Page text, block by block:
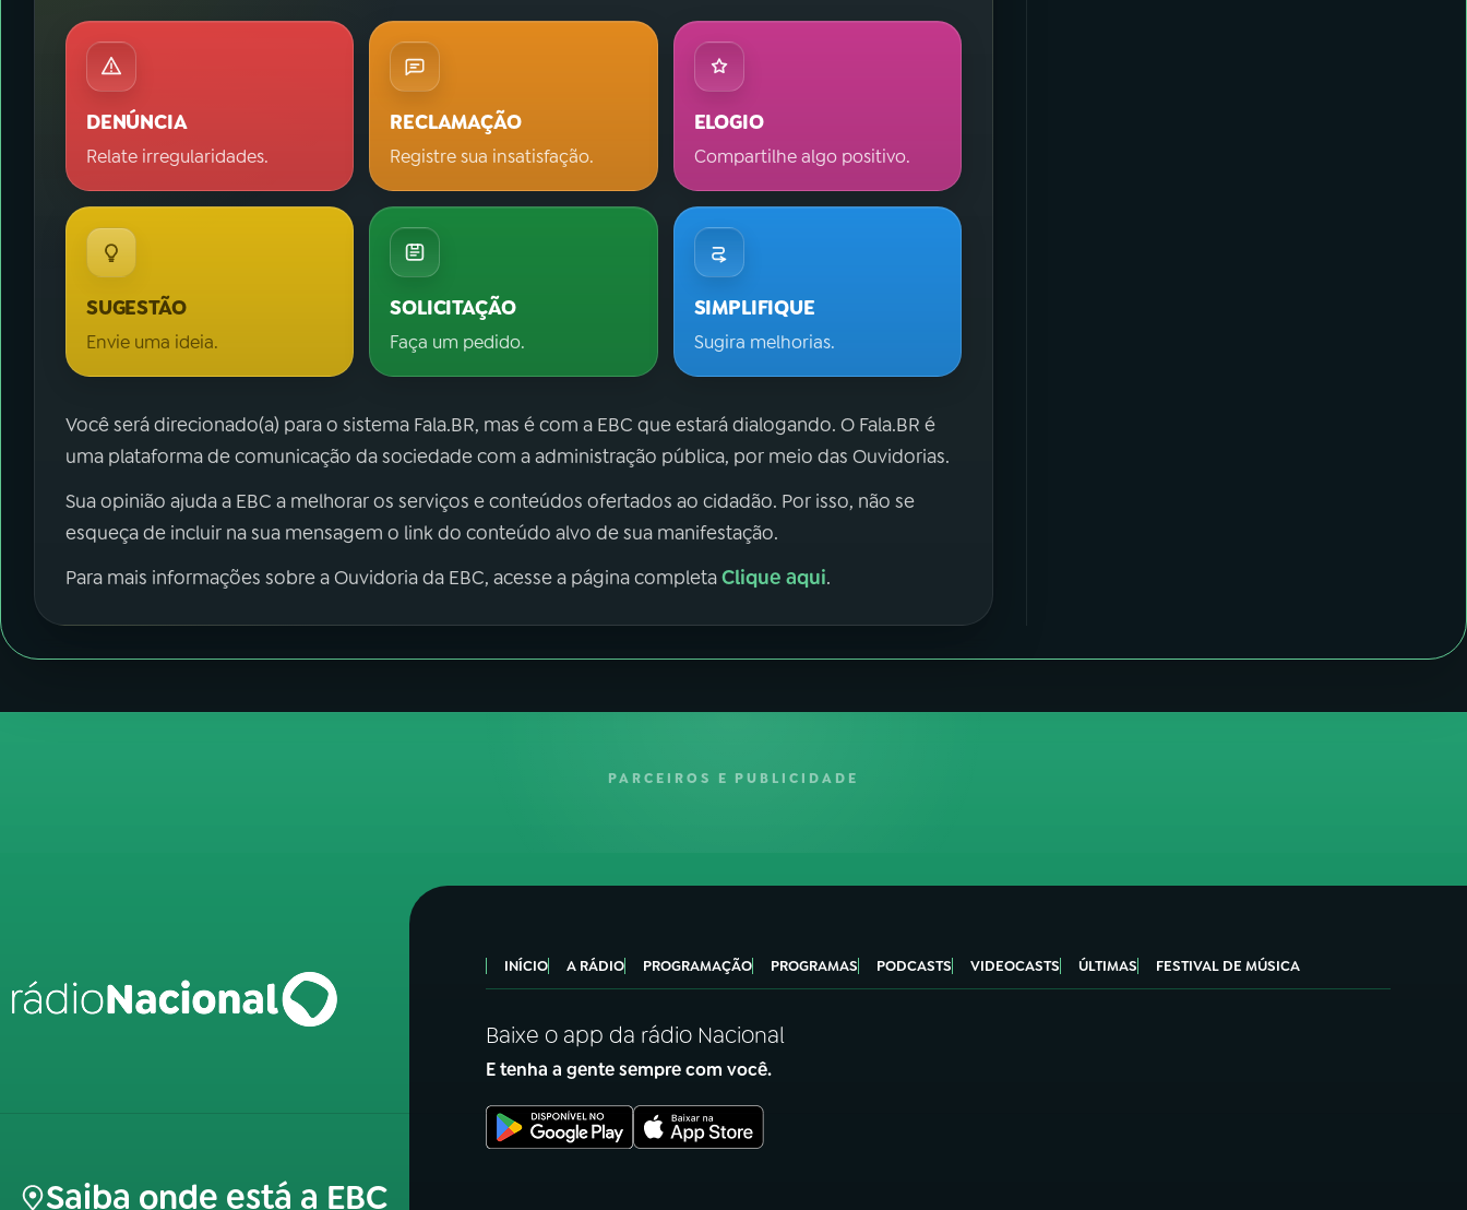
DENÚNCIA
Relate irregularidades.
RECLAMAÇÃO
Registre sua insatisfação.
ELOGIO
Compartilhe algo positivo.
SUGESTÃO
Envie uma ideia.
SOLICITAÇÃO
Faça um pedido.
SIMPLIFIQUE
Sugira melhorias.
Você será direcionado(a) para o sistema Fala.BR, mas é com a EBC que estará dialogando. O Fala.BR é
uma plataforma de comunicação da sociedade com a administração pública, por meio das Ouvidorias.
Sua opinião ajuda a EBC a melhorar os serviços e conteúdos ofertados ao cidadão. Por isso, não se
esqueça de incluir na sua mensagem o link do conteúdo alvo de sua manifestação.
Para mais informações sobre a Ouvidoria da EBC, acesse a página completaClique aqui.
PARCEIROS E PUBLICIDADE
Saiba onde está a EBC
INÍCIO A RÁDIO PROGRAMAÇÃO PROGRAMAS PODCASTS VIDEOCASTS ÚLTIMAS FESTIVAL DE MÚSICA
Baixe o app da rádio Nacional
E tenha a gente sempre com você.